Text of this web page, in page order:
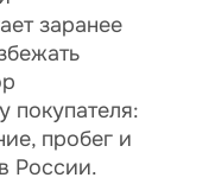
заранее
покупателя:
пробег и
России.